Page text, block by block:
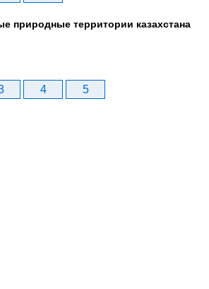
природные территории казахстана
4 5